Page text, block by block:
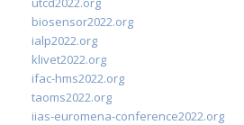
biosensor2022.org
ialp2022.org
klivet2022.org
ifac-hms2022.org
taoms2022.org
iias-euromena-conference2022.org